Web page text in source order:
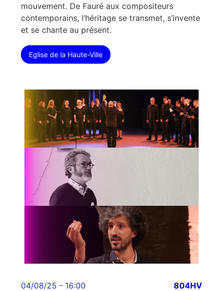
mouvement. De Fauré aux compositeurs
contemporains, l’héritage se transmet, s’invente
et se chante au présent.
Eglise de la Haute-Ville
04/08/25 - 16:00 804HV